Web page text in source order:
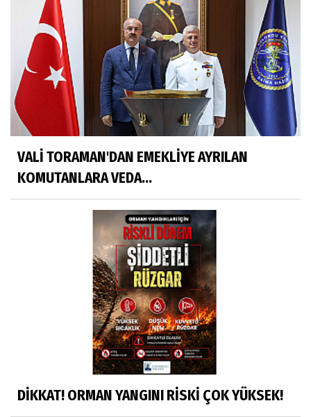
VALİ TORAMAN'DAN EMEKLİYE AYRILAN
KOMUTANLARA VEDA...
DİKKAT! ORMAN YANGINI RİSKİ ÇOK YÜKSEK!